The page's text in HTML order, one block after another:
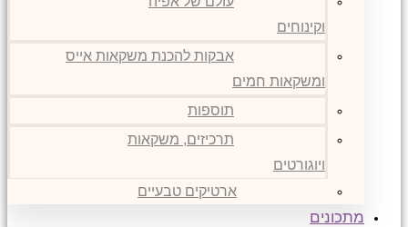
וקינוחים
אבקות להכנת משקאות אייס
ומשקאות חמים
תוספות
תרכיזים, משקאות
ויוגורטים
ארטיקים טבעיים
מתכונים